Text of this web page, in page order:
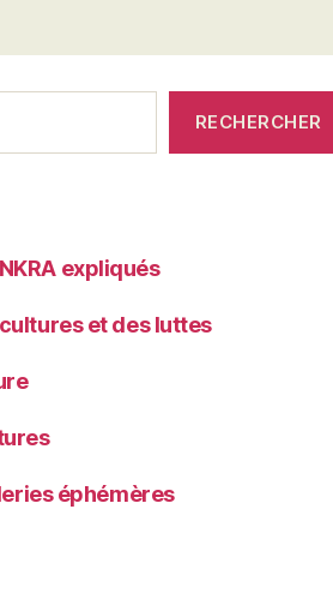
RECHERCHER
expliqués
et des luttes
éphémères